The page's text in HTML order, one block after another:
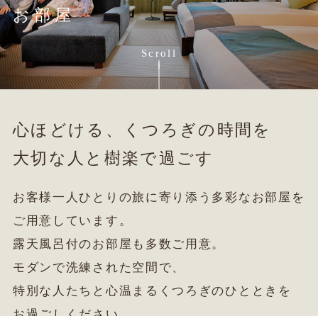
お部屋
Scroll
心ほどける、くつろぎの時間を
大切な人と樹楽で過ごす
お客様一人ひとりの旅に寄り添う多彩なお部屋を
ご用意しています。
露天風呂付のお部屋も多数ご用意。
モダンで洗練された空間で、
特別な人たちと心温まるくつろぎのひとときを